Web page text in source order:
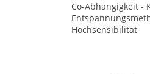
Co-Abhängigkeit -
Hochsensibilität